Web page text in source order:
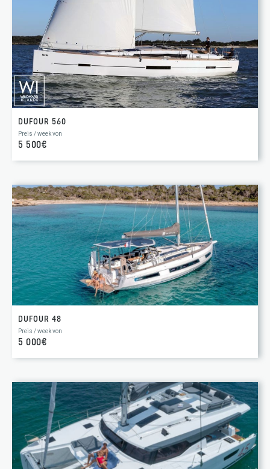
DUFOUR 560
Preis / week von
5 500€
DUFOUR 48
Preis / week von
5 000€